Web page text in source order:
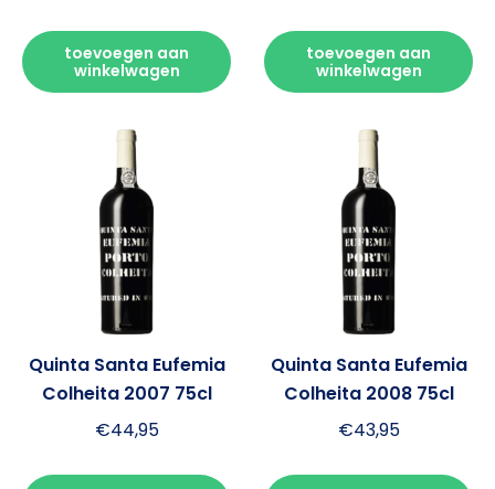
toevoegen aan
winkelwagen
toevoegen aan
winkelwagen
Quinta Santa Eufemia
Colheita 2007 75cl
€44,95
Quinta Santa Eufemia
Colheita 2008 75cl
€43,95